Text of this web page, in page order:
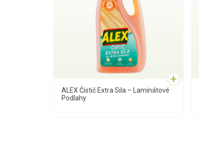
+
ALEX Čistič Extra Sila – Laminátové
Podlahy